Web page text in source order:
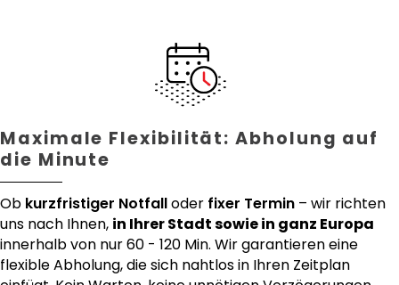
Maximale Flexibilität: Abholung auf
die Minute
Ob kurzfristiger Notfalloder fixer Termin – wir richten
uns nach Ihnen, in Ihrer Stadt sowie in ganz Europa
innerhalb von nur 60 - 120 Min. Wir garantieren eine
flexible Abholung, die sich nahtlos in Ihren Zeitplan